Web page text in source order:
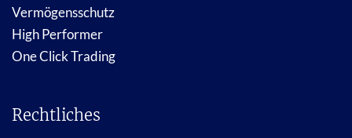
Vermögensschutz
High Performer
One Click Trading
Rechtliches